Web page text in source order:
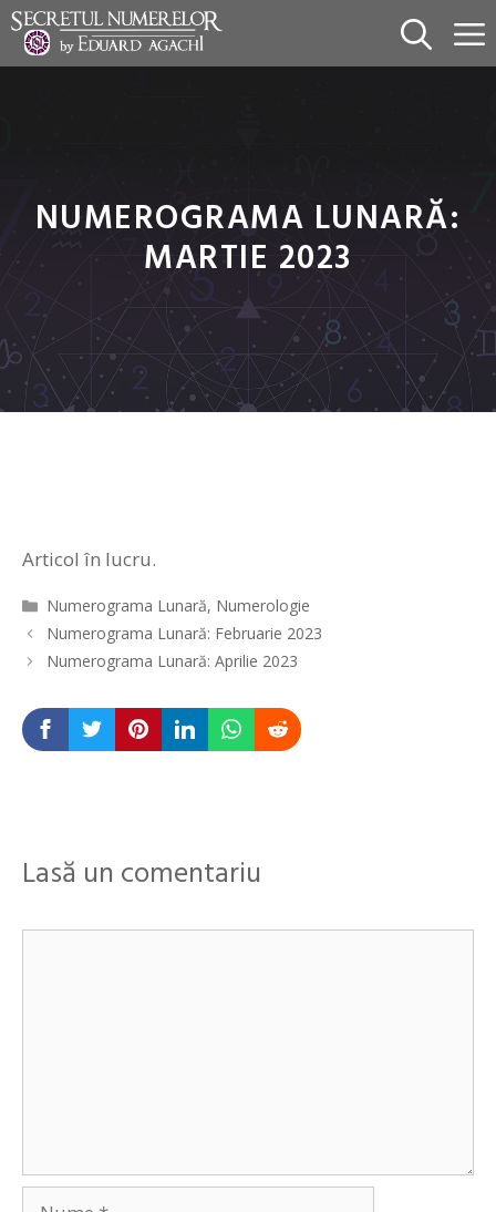
Sari
conținut
NUMEROGRAMA LUNARĂ:
MARTIE 2023
Articol în lucru.
Categorii
Numerograma Lunară, Numerologie
Navigare
în
Numerograma Lunară: Februarie 2023
Numerograma Lunară: Aprilie 2023
Lasă un comentariu